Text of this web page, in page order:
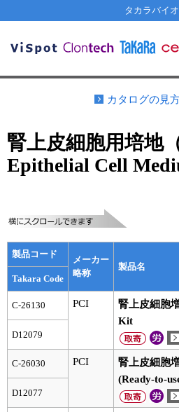
タカラバイ
機能解析・サイレンシング
PCR・等温増幅
リアルタイムPCR（qPCR）
テクニカルサポートライン
その他 ライセンスに関するご相談
遺伝子組換え生物該当製品
研究支援ツール
Cut-Site Navigator 制限酵素切断サイトの
In-Fusion Cloning プライマー設計
抗体検索サイト
リアルタイムPCR（インターカレーター法
リアルタイムPCR（プローブ法）
プライマー・プローブ検索・注文
機器ソフトウェア・ベクター配列ダ
リアルタイムPCR実験ガイド
遺伝子検査ガイド（食品・水質・
NGSポータルサイト
お問い合
カタログの見
腎上皮細胞用培地
Epithelial Cell
製品コード
メーカー
略称
製品名
Takara Code
C-26130 PCI
腎上皮細胞
Kit
D12079
C-26030 PCI
腎上皮細胞
(Ready-to-
D12077